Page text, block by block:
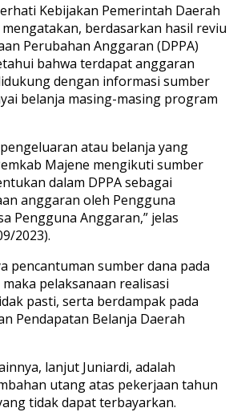
Kebijakan Pemerintah Daerah
mengatakan, berdasarkan hasil reviu
Perubahan Anggaran (DPPA)
bahwa terdapat anggaran
dengan informasi sumber
belanja masing-masing program
atau belanja yang
Majene mengikuti sumber
dalam DPPA sebagai
anggaran oleh Pengguna
Pengguna Anggaran,” jelas
2023).
pencantuman sumber dana pada
maka pelaksanaan realisasi
pasti, serta berdampak pada
Pendapatan Belanja Daerah
lanjut Juniardi, adalah
utang atas pekerjaan tahun
tidak dapat terbayarkan.